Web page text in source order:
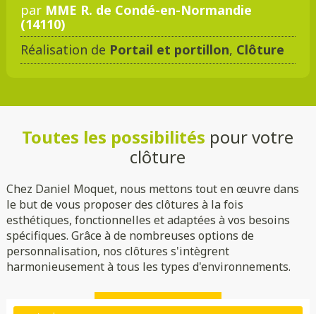
par MME R. de Condé-en-Normandie
(14110)
Réalisation de Portail et portillon, Clôture
Toutes les possibilités pour votre
clôture
Chez Daniel Moquet, nous mettons tout en œuvre dans
le but de vous proposer des clôtures à la fois
esthétiques, fonctionnelles et adaptées à vos besoins
spécifiques. Grâce à de nombreuses options de
personnalisation, nos clôtures s'intègrent
harmonieusement à tous les types d'environnements.